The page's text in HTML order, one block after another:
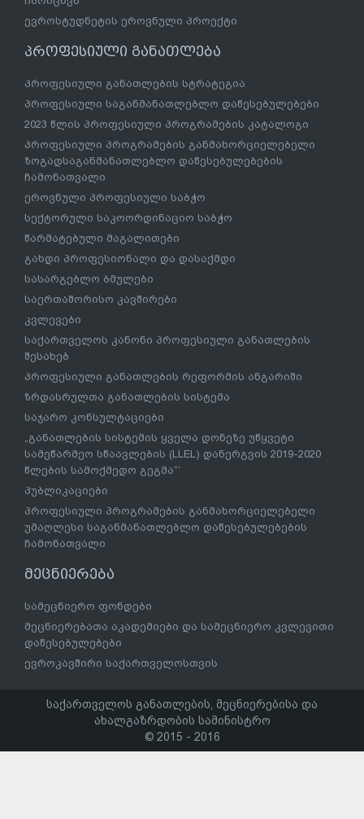
ევროსტუდნეტის ეროვნული პროექტი
პროფესიული განათლება
პროფესიული განათლების სტრატეგია
პროფესიული საგანმანათლებლო დაწესებულებები
2023 წლის პროფესიული პროგრამების კატალოგი
პროფესიული პროგრამების განმახორციელებელი
ზოგადსაგანმანათლებლო დაწესებულებების
ჩამონათვალი
ეროვნული პროფესიული საბჭო
სექტორული საკოორდინაციო საბჭო
წარმატებული მაგალითები
გახდი პროფესიონალი და დასაქმდი
სასარგებლო ბმულები
საერთაშორისო კავშირები
კვლევები
საქართველოს კანონი პროფესიული განათლების
შესახებ
პროფესიული განათლების რეფორმის ანგარიში
ზრდასრულთა განათლების სისტემა
საჯარო კონსულტაციები
„განათლების სისტემის ყველა დონეზე უწყვეტი
სამეწარმეო სწაავლების (LLEL) დანერგვის 2019-2020
წლების სამოქმედო გეგმა“’
პუბლიკაციები
პროფესიული პროგრამების განმახორციელებელი
უმაღლესი საგანმანათლებლო დაწესებულებების
ჩამონათვალი
მეცნიერება
სამეცნიერო ფონდები
მეცნიერებათა აკადემიები და სამეცნიერო კვლევითი
დაწესებულებები
ევროკავშირი საქართველოსთვის
საქართველოს განათლების, მეცნიერებისა და
ახალგაზრდობის სამინისტრო
© 2015 - 2016